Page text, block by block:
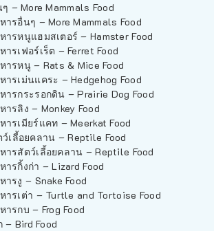
– More Mammals Food
ารอื่นๆ – More Mammals Food
ารหนูแฮมสเตอร์ – Hamster Food
ารเฟอร์เร็ต – Ferret Food
ารหนู – Rats & Mice Food
ารเม่นแคระ – Hedgehog Food
ารกระรอกดิน – Prairie Dog Food
ารลิง – Monkey Food
ารเมียร์แคท – Meerkat Food
เลี้อยคลาน – Reptile Food
ารสัตว์เลี้อยคลาน – Reptile Food
ารกิ้งก่า – Lizard Food
ารงู – Snake Food
ารเต่า – Turtle and Tortoise Food
ารกบ – Frog Food
– Bird Food